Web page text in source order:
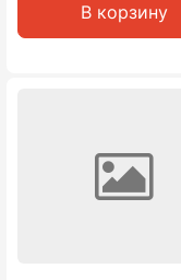
В корзину